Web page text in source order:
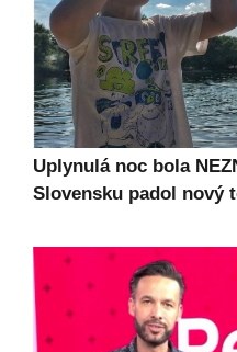
Uplynulá noc bola
Slovensku padol nový